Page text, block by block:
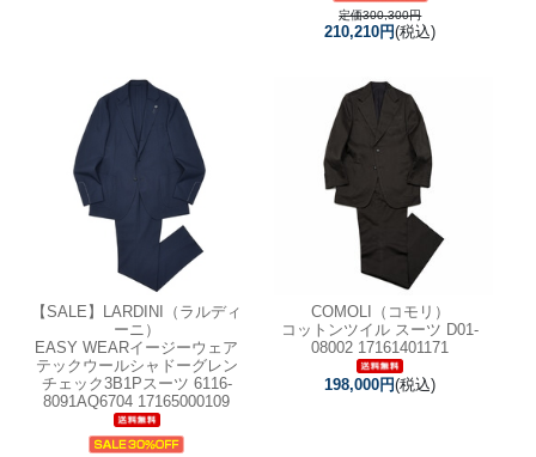
定価300,300円
210,210円(税込)
【SALE】
LARDINI（ラルディ
ーニ）
EASY WEARイージーウェア
テックウールシャドーグレン
チェック3B1Pスーツ 6116-
8091AQ6704 17165000109
COMOLI（コモリ）
コットンツイル スーツ D01-
08002 17161401171
198,000円(税込)